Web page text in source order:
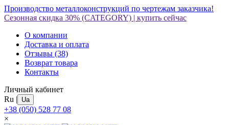
Производство металлоконструкций по чертежам заказчика!
Сезонная скидка 30% (CATEGORY) | купить сейчас
О компании
Доставка и оплата
Отзывы (38)
Возврат товара
Контакты
Личный кабинет
Ru | Ua
+38 (050) 528 77 08
×